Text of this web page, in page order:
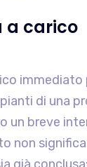
a carico
immediato
di una
un breve
non